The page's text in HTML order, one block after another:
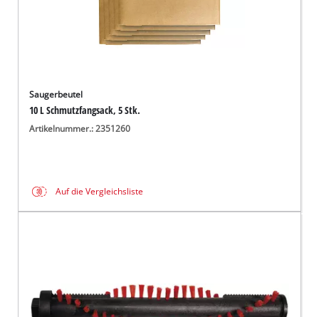
Saugerbeutel
10 L Schmutzfangsack, 5 Stk.
Artikelnummer.: 2351260
Auf die Vergleichsliste